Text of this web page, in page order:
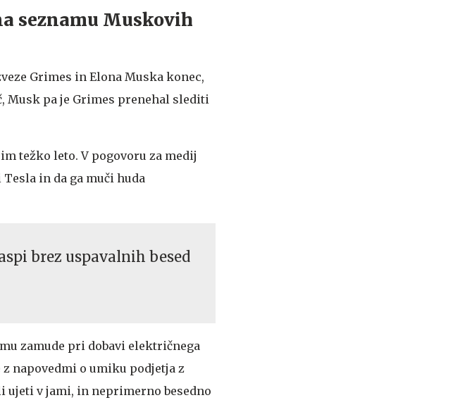
seznamu Muskovih
Grimes in Elona Muska konec,
Musk pa je Grimes prenehal slediti
težko leto. V pogovoru za medij
in da ga muči huda
brez uspavalnih besed
zamude pri dobavi električnega
napovedmi o umiku podjetja z
ujeti v jami, in neprimerno besedno